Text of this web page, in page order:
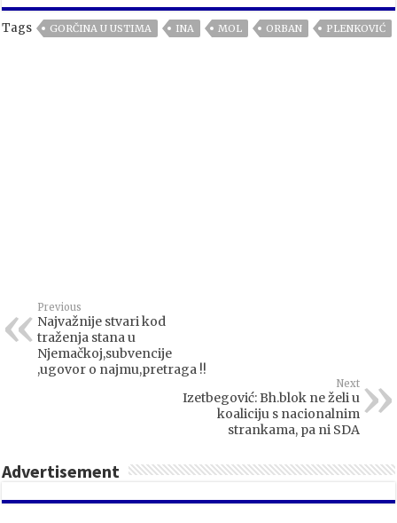
Tags GORČINA U USTIMA INA MOL ORBAN PLENKOVIĆ
Previous
Najvažnije stvari kod
traženja stana u
Njemačkoj,subvencije
,ugovor o najmu,pretraga !!
Next
Izetbegović: Bh.blok ne želi u
koaliciju s nacionalnim
strankama, pa ni SDA
Advertisement